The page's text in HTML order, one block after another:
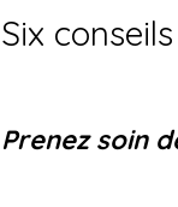
Six
Prenez soin